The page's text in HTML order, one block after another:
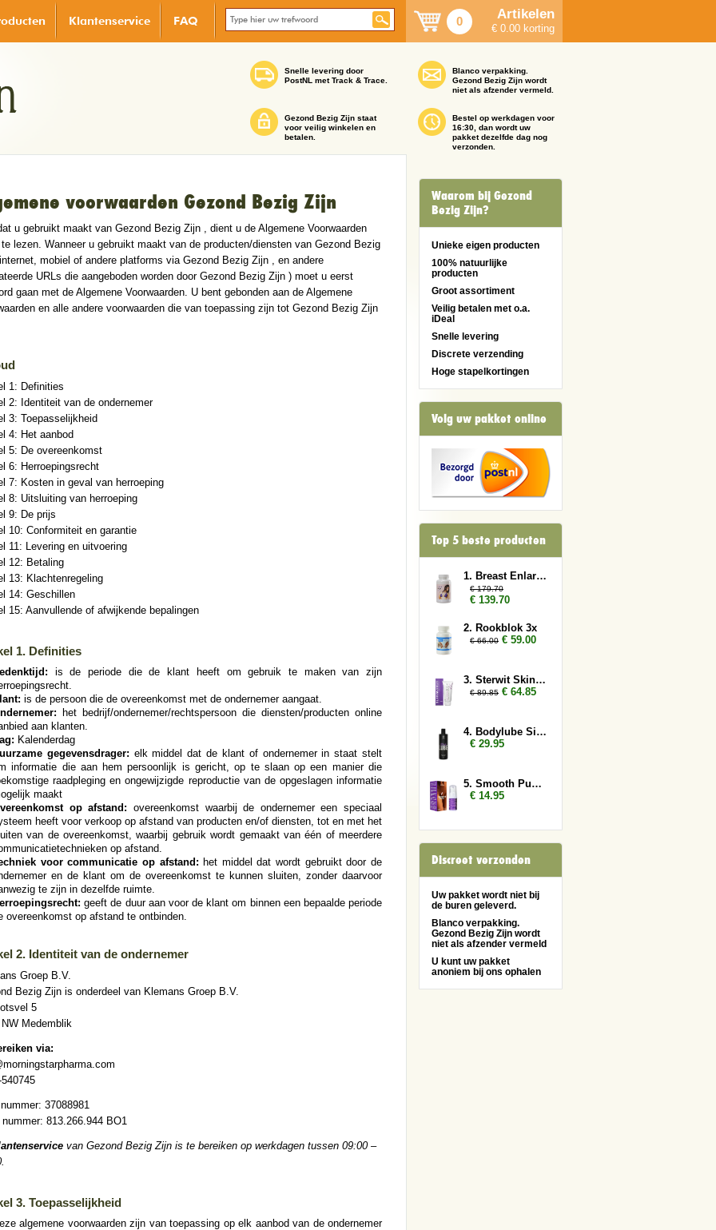
Klantenservice FAQ 0 Artikelen
€ 0.00 korting
Snelle levering door
PostNL met Track & Trace.
Gezond Bezig Zijn staat
voor veilig winkelen en
betalen.
Blanco verpakking.
Gezond Bezig Zijn wordt
niet als afzender vermeld.
Bestel op werkdagen voor
16:30, dan wordt uw
pakket dezelfde dag nog
verzonden.
voorwaarden Gezond Bezig Zijn
u gebruikt maakt van Gezond Bezig Zijn , dient u de Algemene Voorwaarden
lezen. Wanneer u gebruikt maakt van de producten/diensten van Gezond Bezig
mobiel of andere platforms via Gezond Bezig Zijn , en andere
URLs die aangeboden worden door Gezond Bezig Zijn ) moet u eerst
gaan met de Algemene Voorwaarden. U bent gebonden aan de Algemene
en alle andere voorwaarden die van toepassing zijn tot Gezond Bezig Zijn
1: Definities
2: Identiteit van de ondernemer
3: Toepasselijkheid
4: Het aanbod
5: De overeenkomst
6: Herroepingsrecht
7: Kosten in geval van herroeping
8: Uitsluiting van herroeping
9: De prijs
10: Conformiteit en garantie
11: Levering en uitvoering
12: Betaling
13: Klachtenregeling
14: Geschillen
15: Aanvullende of afwijkende bepalingen
1. Definities
is de periode die de klant heeft om gebruik te maken van zijn
is de persoon die de overeenkomst met de ondernemer aangaat.
het bedrijf/ondernemer/rechtspersoon die diensten/producten online
aan klanten.
Kalenderdag
gegevensdrager: elk middel dat de klant of ondernemer in staat stelt
informatie die aan hem persoonlijk is gericht, op te slaan op een manier die
raadpleging en ongewijzigde reproductie van de opgeslagen informatie
maakt
op afstand: overeenkomst waarbij de ondernemer een speciaal
heeft voor verkoop op afstand van producten en/of diensten, tot en met het
van de overeenkomst, waarbij gebruik wordt gemaakt van één of meerdere
op afstand.
voor communicatie op afstand: het middel dat wordt gebruikt door de
en de klant om de overeenkomst te kunnen sluiten, zonder daarvoor
te zijn in dezelfde ruimte.
geeft de duur aan voor de klant om binnen een bepaalde periode
overeenkomst op afstand te ontbinden.
2. Identiteit van de ondernemer
Groep B.V.
Bezig Zijn is onderdeel van Klemans Groep B.V.
5
NW Medemblik
via:
37088981
nummer: 813.266.944 BO1
van Gezond Bezig Zijn is te bereiken op werkdagen tussen 09:00 –
3. Toepasselijkheid
algemene voorwaarden zijn van toepassing op elk aanbod van de ondernemer
Waarom bij Gezond
Bezig Zijn?
Unieke eigen producten
100% natuurlijke
producten
Groot assortiment
Veilig betalen met o.a.
iDeal
Snelle levering
Discrete verzending
Hoge stapelkortingen
Volg uw pakket online
Top 5 beste producten
1. Breast Enlarger 6x
€ 179.70
€ 139.70
2. Rookblok 3x
€ 66.00 € 59.00
3. Sterwit Skin 3x
€ 89.85 € 64.85
4. Bodylube Silicone Based 500ml
€ 29.95
5. Smooth Pussy
€ 14.95
Discreet verzonden
Uw pakket wordt niet bij
de buren geleverd.
Blanco verpakking.
Gezond Bezig Zijn wordt
niet als afzender vermeld
U kunt uw pakket
anoniem bij ons ophalen